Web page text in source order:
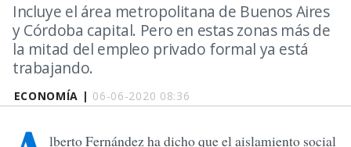
ECONOMÍA | 06-06-2020 08:36
Incluye el área metropolitana de Buenos Aires
y Córdoba capital. Pero en estas zonas más de
la mitad del empleo privado formal ya está
trabajando.
lberto Fernández ha dicho que el aislamiento social